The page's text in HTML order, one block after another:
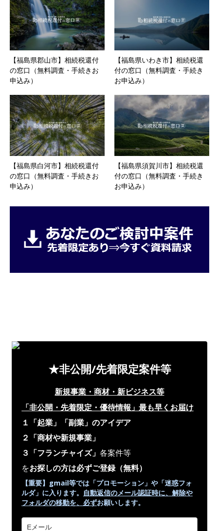
【福島県郡山市】相続税還付
の窓口（無料調査・手続きお
申込み）
【福島県いわき市】相続税還
付の窓口（無料調査・手続き
お申込み）
【福島県白河市】相続税還付
の窓口（無料調査・手続きお
申込み）
【福島県須賀川市】相続税還
付の窓口（無料調査・手続き
お申込み）
★非公開/先着限定案件等
新規事業・商材・新ビジネス等
「非公開・先着限定・優待情報」 最も早くお届け
１「起業」「副業」のアイデア
２「商材や新規事業」
３「フランチャイズ」 各案件等
をお探しの方は必ずご登録（無料）
【重要】gmail等では「プロモーション」や 「迷惑フォ
ルダ」 に入ります。 自動返信のメール認証時に、解除や
フォルダの移動を、 必ずお願いします。